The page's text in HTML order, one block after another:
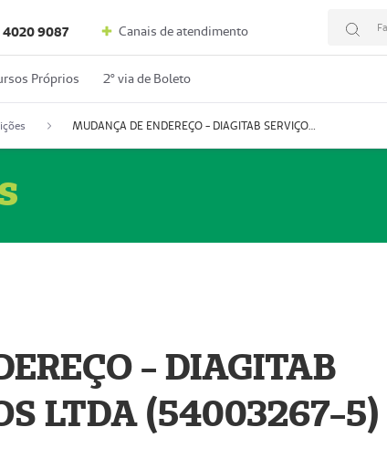
4020 9087 Canais de atendimento
Próprios 2º via de Boleto
MUDANÇA DE ENDEREÇO - DIAGITAB SERVIÇOS MÉDICOS LTDA (54003267-5)
- DIAGITAB
LTDA (54003267-5)